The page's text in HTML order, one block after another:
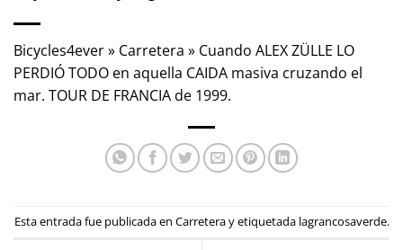
Bicycles4ever» Carretera » Cuando ALEX ZÜLLE LO
PERDIÓ TODO en aquella CAIDA masiva cruzando el
mar. TOUR DE FRANCIA de 1999.
Esta entrada fue publicada en Carreteray etiquetada lagrancosaverde.